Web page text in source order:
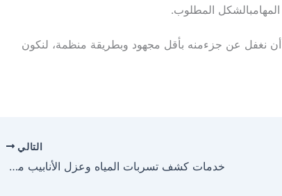
المهامبالشكل المطلوب.
أن نغفل عن جزءمنه بأقل مجهود وبطريقة منظمة، لنكون
التالي
خدمات كشف تسربات المياه وعزل الأنابيب من الحرارة